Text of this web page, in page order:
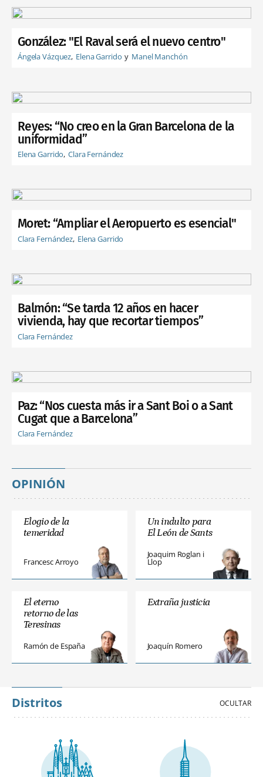
González: "El Raval será el nuevo centro"
Ángela Vázquez Elena Garrido Manel Manchón
Reyes: “No creo en la Gran Barcelona de la
uniformidad”
Elena Garrido Clara Fernández
Moret: “Ampliar el Aeropuerto es esencial"
Clara Fernández Elena Garrido
Balmón: “Se tarda 12 años en hacer
vivienda, hay que recortar tiempos”
Clara Fernández
Paz: “Nos cuesta más ir a Sant Boi o a Sant
Cugat que a Barcelona”
Clara Fernández
OPINIÓN
Elogio de la
temeridad
Francesc Arroyo
Un indulto para
El León de Sants
Joaquim Roglan i
Llop
El eterno
retorno de las
Teresinas
Ramón de España
Extraña justicia
Joaquín Romero
Distritos